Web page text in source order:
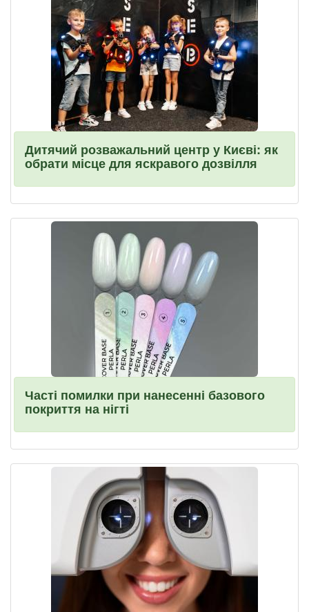
Дитячий розважальний центр у Києві: як
обрати місце для яскравого дозвілля
Часті помилки при нанесенні базового
покриття на нігті